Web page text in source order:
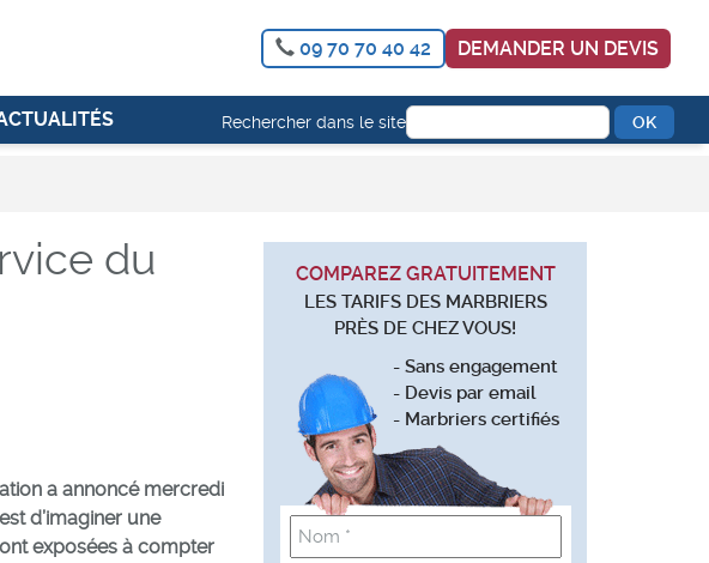
09 70 70 40 42 DEMANDER UN DEVIS
Rechercher dans le site
du
a annoncé mercredi
d’imaginer une
exposées à compter
COMPAREZ GRATUITEMENT
LES TARIFS DES MARBRIERS
PRÈS DE CHEZ VOUS!
- Sans engagement
- Devis par email
- Marbriers certifiés